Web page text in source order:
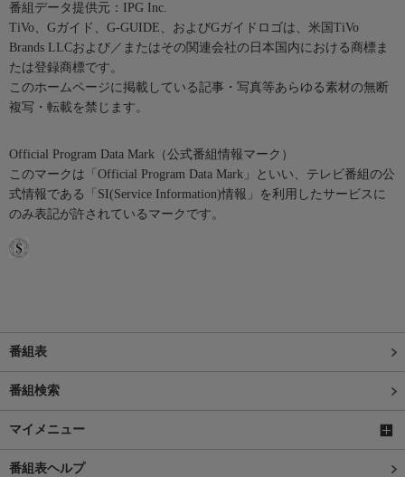
番組データ提供元：IPG Inc.
TiVo、Gガイド、G-GUIDE、およびGガイドロゴは、米国TiVo
Brands LLCおよび／またはその関連会社の日本国内における商標ま
たは登録商標です。
このホームページに掲載している記事・写真等あらゆる素材の無断
複写・転載を禁じます。
Official Program Data Mark（公式番組情報マーク）
このマークは「Official Program Data Mark」といい、テレビ番組の公
式情報である「SI(Service Information)情報」を利用したサービスに
のみ表記が許されているマークです。
番組表
番組検索
マイメニュー
番組表ヘルプ